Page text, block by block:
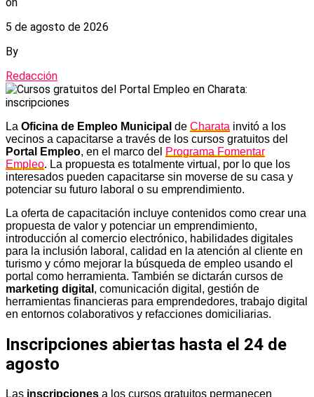
5 de agosto de 2026
By
Redacción
La Oficina de Empleo Municipal de Charata invitó a los
vecinos a capacitarse a través de los cursos gratuitos del
Portal Empleo, en el marco del Programa Fomentar
Empleo. La propuesta es totalmente virtual, por lo que los
interesados pueden capacitarse sin moverse de su casa y
potenciar su futuro laboral o su emprendimiento.
La oferta de capacitación incluye contenidos como crear una
propuesta de valor y potenciar un emprendimiento,
introducción al comercio electrónico, habilidades digitales
para la inclusión laboral, calidad en la atención al cliente en
turismo y cómo mejorar la búsqueda de empleo usando el
portal como herramienta. También se dictarán cursos de
marketing digital , comunicación digital, gestión de
herramientas financieras para emprendedores, trabajo digital
en entornos colaborativos y refacciones domiciliarias.
Inscripciones abiertas hasta el 24 de
agosto
Las inscripciones a los cursos gratuitos permanecen